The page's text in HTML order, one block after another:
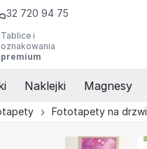
32 720 94 75
Tablice i
oznakowania
premium
Naklejki Magnesy
Fototapety na drzwi